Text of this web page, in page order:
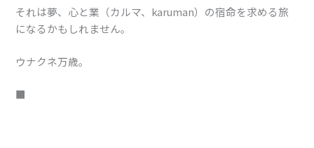
それは夢、心と業（カルマ、 karuman） の宿命を求める旅
になるかもしれません。
ウナクネ万歳。
■